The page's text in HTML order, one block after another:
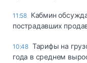
11:58 Кабмин
пострадавших
10:48 Тарифы на
года в среднем